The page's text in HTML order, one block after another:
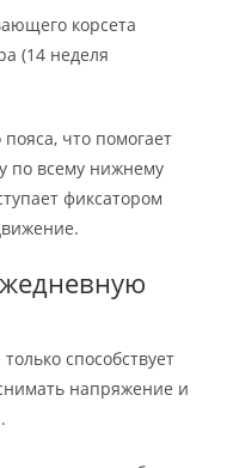
корсета
(14 неделя
что помогает
по всему нижнему
фиксатором
способствует
напряжение и